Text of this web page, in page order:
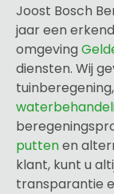
Joost Bosch
jaar een
omgeving
diensten. Wij
tuinberegening,
puttenen
klant, kunt u
transparantie